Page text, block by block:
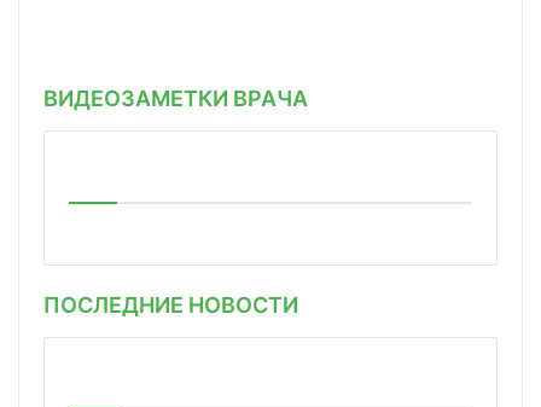
ВИДЕОЗАМЕТКИ ВРАЧА
ПОСЛЕДНИЕ НОВОСТИ